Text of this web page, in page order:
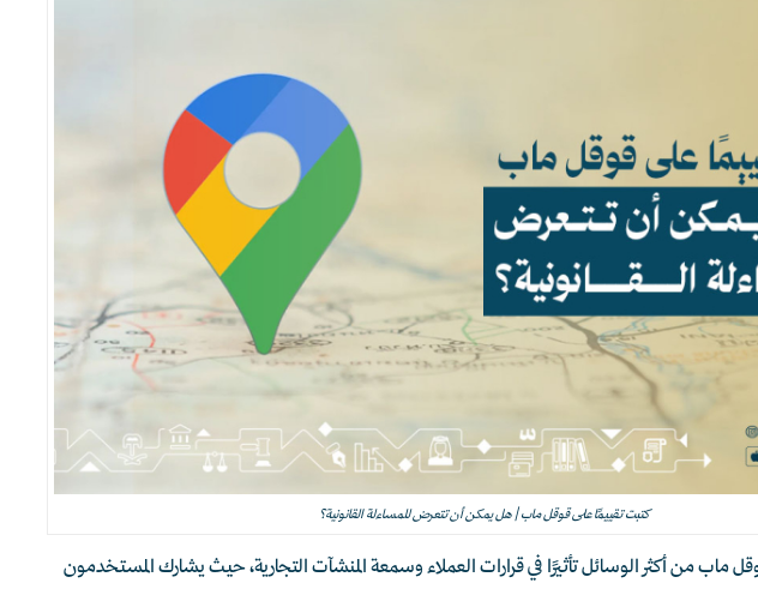
كتبت تقييمًا على قوقل ماب | هل يمكن أن تتعرض للمساءلة القانونية؟
ماب من أكثر الوسائل تأثيرًا في قرارات العملاء وسمعة المنشآت التجارية، حيث يشارك المستخدمون